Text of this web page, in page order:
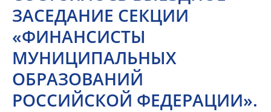
ЗАСЕДАНИЕ СЕКЦИИ
«ФИНАНСИСТЫ
МУНИЦИПАЛЬНЫХ
ОБРАЗОВАНИЙ
РОССИЙСКОЙ ФЕДЕРАЦИИ».